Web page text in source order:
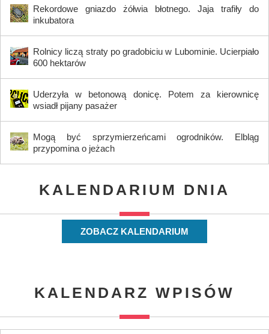
Rekordowe gniazdo żółwia błotnego. Jaja trafiły do
inkubatora
Rolnicy liczą straty po gradobiciu w Lubominie. Ucierpiało
600 hektarów
Uderzyła w betonową donicę. Potem za kierownicę
wsiadł pijany pasażer
Mogą być sprzymierzeńcami ogrodników. Elbląg
przypomina o jeżach
KALENDARIUM DNIA
ZOBACZ KALENDARIUM
KALENDARZ WPISÓW